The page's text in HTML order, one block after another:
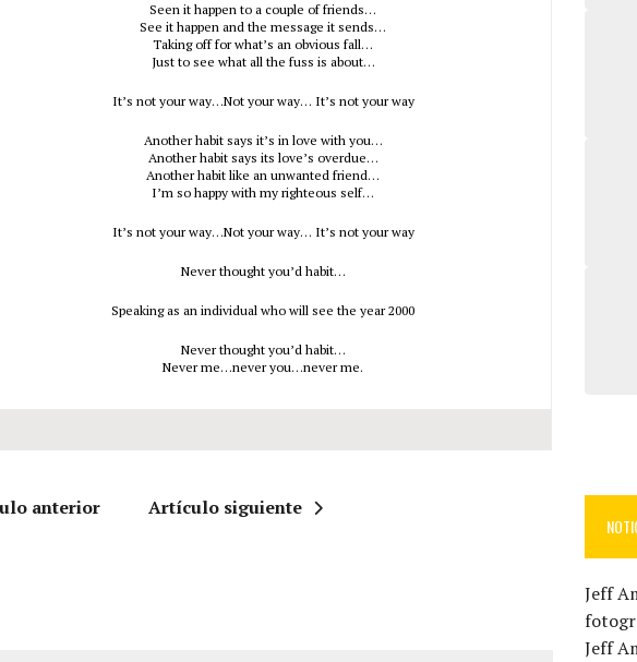
Seen it happen to a couple of friends…
See it happen and the message it sends…
Taking off for what’s an obvious fall…
Just to see what all the fuss is about…
It’s not your way…Not your way… It’s not your way
Another habit says it’s in love with you…
Another habit says its love’s overdue…
Another habit like an unwanted friend…
I’m so happy with my righteous self…
It’s not your way…Not your way… It’s not your way
Never thought you’d habit…
Speaking as an individual who will see the year 2000
Never thought you’d habit…
Never me…never you…never me.
anterior Artículo siguiente
Jeff
Jeff